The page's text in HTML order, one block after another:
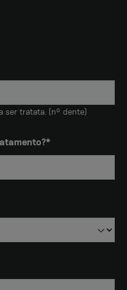
ser tratata. (nº dente)